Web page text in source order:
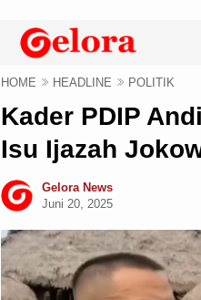
HOME HEADLINE POLITIK
Kader PDIP
Isu Ijazah
Gelora News
Juni 20, 2025